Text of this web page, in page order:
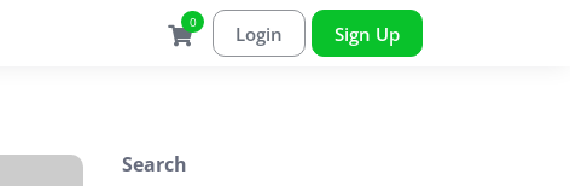
0 Login Sign Up
Search